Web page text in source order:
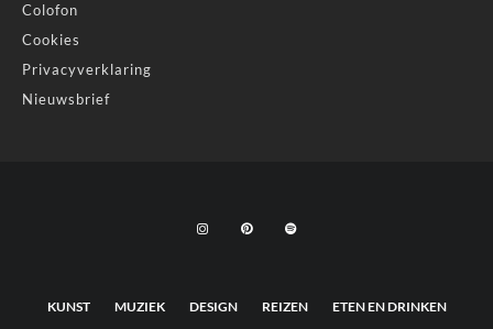
Colofon
Cookies
Privacyverklaring
Nieuwsbrief
KUNST MUZIEK DESIGN REIZEN ETEN EN DRINKEN